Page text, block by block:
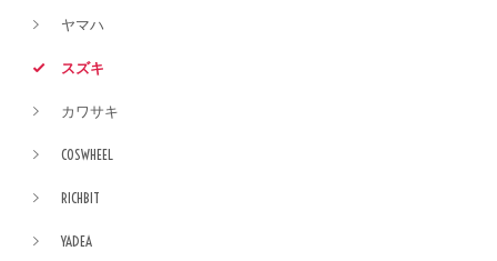
ヤマハ
スズキ
カワサキ
COSWHEEL
RICHBIT
YADEA